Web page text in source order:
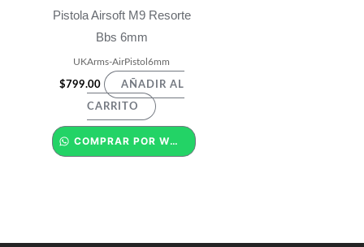
Pistola Airsoft M9 Resorte
Bbs 6mm
UKArms-AirPistol6mm
$799.00 AÑADIR AL
CARRITO
COMPRAR POR WHATSAPP